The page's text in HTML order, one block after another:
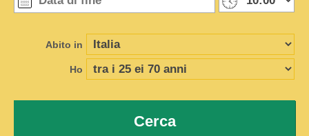
Abito in
Ho
Cerca